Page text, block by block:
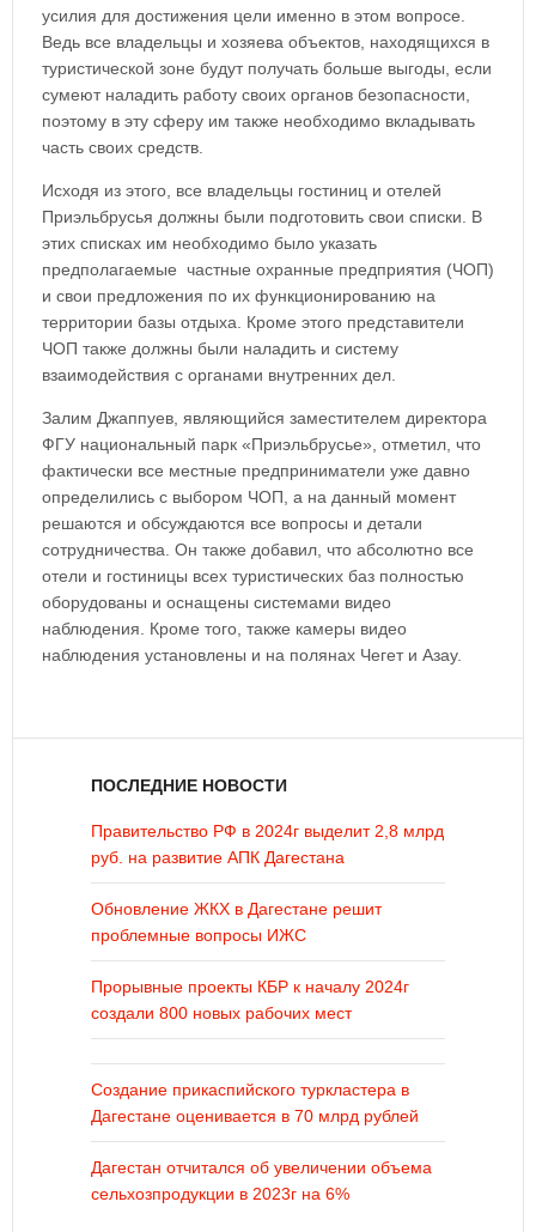
усилия для достижения цели именно в этом вопросе.
Ведь все владельцы и хозяева объектов, находящихся в
туристической зоне будут получать больше выгоды, если
сумеют наладить работу своих органов безопасности,
поэтому в эту сферу им также необходимо вкладывать
часть своих средств.
Исходя из этого, все владельцы гостиниц и отелей
Приэльбрусья должны были подготовить свои списки. В
этих списках им необходимо было указать
предполагаемые частные охранные предприятия (ЧОП)
и свои предложения по их функционированию на
территории базы отдыха. Кроме этого представители
ЧОП также должны были наладить и систему
взаимодействия с органами внутренних дел.
Залим Джаппуев, являющийся заместителем директора
ФГУ национальный парк «Приэльбрусье», отметил, что
фактически все местные предприниматели уже давно
определились с выбором ЧОП, а на данный момент
решаются и обсуждаются все вопросы и детали
сотрудничества. Он также добавил, что абсолютно все
отели и гостиницы всех туристических баз полностью
оборудованы и оснащены системами видео
наблюдения. Кроме того, также камеры видео
наблюдения установлены и на полянах Чегети Азау.
ПОСЛЕДНИЕ НОВОСТИ
Правительство РФ в 2024г выделит 2,8 млрд
руб. на развитие АПК Дагестана
Обновление ЖКХ в Дагестане решит
проблемные вопросы ИЖС
Прорывные проекты КБР к началу 2024г
создали 800 новых рабочих мест
Создание прикаспийского туркластера в
Дагестане оценивается в 70 млрд рублей
Дагестан отчитался об увеличении объема
сельхозпродукции в 2023г на 6%